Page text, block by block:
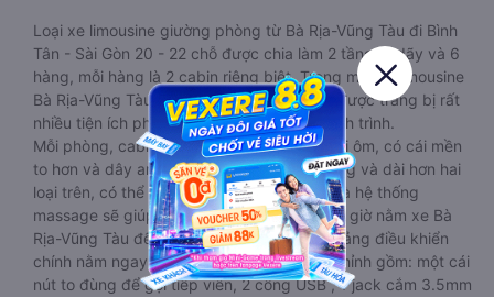
Loại xe limousine giường phòng từ Bà Rịa-Vũng Tàu đi Bình
Tân - Sài Gòn 20 - 22 chỗ được chia làm 2 tầng, 2 dãy và 6
hàng, mỗi hàng là 2 cabin riêng biệt. Trong mỗi xe limousine
Bà Rịa-Vũng Tàu Bình Tân - Sài Gòn cabin được trang bị rất
nhiều tiện ích phục vụ hành khách suốt hành trình.
Mỗi phòng, cabin đều có gối nằm rời, có gối ôm, có cái mền
to hơn và dây an toàn seat belt. Giường rộng và dài hơn hai
loại trên, có thể lăn lộn thoải mái. Đặc biệt là hệ thống
massage sẽ giúp bạn thư giãn trong những giờ nằm xe Bà
Rịa-Vũng Tàu đến Bình Tân - Sài Gòn dài. Bảng điều khiển
chính nằm ngay cạnh đầu để tiện tay tuỳ chỉnh gồm: một cái
nút to đùng để gọi tiếp viên, 2 cổng USB , 1 jack cắm 3.5mm